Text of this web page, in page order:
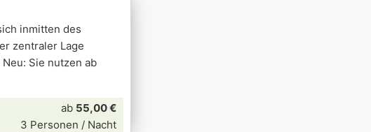
inmitten des
zentraler Lage
Sie nutzen ab
ab 55,00 €
3 Personen / Nacht